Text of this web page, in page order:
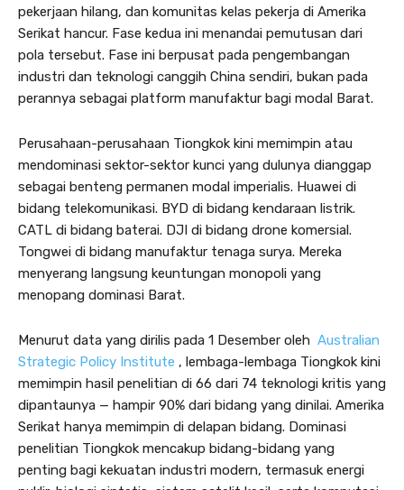
pekerjaan hilang, dan komunitas kelas pekerja di Amerika
Serikat hancur. Fase kedua ini menandai pemutusan dari
pola tersebut. Fase ini berpusat pada pengembangan
industri dan teknologi canggih China sendiri, bukan pada
perannya sebagai platform manufaktur bagi modal Barat.
Perusahaan-perusahaan Tiongkok kini memimpin atau
mendominasi sektor-sektor kunci yang dulunya dianggap
sebagai benteng permanen modal imperialis. Huawei di
bidang telekomunikasi. BYD di bidang kendaraan listrik.
CATL di bidang baterai. DJI di bidang drone komersial.
Tongwei di bidang manufaktur tenaga surya. Mereka
menyerang langsung keuntungan monopoli yang
menopang dominasi Barat.
Menurut data yang dirilis pada 1 Desember oleh Australian
Strategic Policy Institute , lembaga-lembaga Tiongkok kini
memimpin hasil penelitian di 66 dari 74 teknologi kritis yang
dipantaunya — hampir 90% dari bidang yang dinilai. Amerika
Serikat hanya memimpin di delapan bidang. Dominasi
penelitian Tiongkok mencakup bidang-bidang yang
penting bagi kekuatan industri modern, termasuk energi